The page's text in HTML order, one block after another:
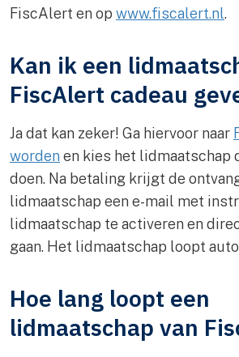
FiscAlert en op www.fiscalert.nl.
Kan ik een
FiscAlert cadeau
Ja dat kan zeker! Ga hiervoor naar
worden en kies het lidmaatschap
doen. Na betaling krijgt de
lidmaatschap een e-mail met
lidmaatschap te activeren en
gaan. Het lidmaatschap loopt
Hoe lang loopt een
lidmaatschap van